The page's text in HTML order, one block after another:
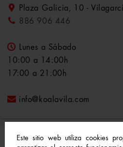
Este sitio web utiliza cookies
Plaza Galicia, 10 -
886 906 446
Lunes a Sábado
10:00 a 14:00h
17:00 a 21:00h
info@koalavila.com